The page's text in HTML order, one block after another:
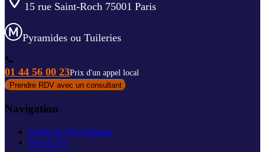
15 rue Saint-Roch 75001 Paris
Pyramides ou Tuileries
📞
01 44 56 00 23Prix d'un appel local
Prendre RDV avec un consultant
Navigation
Guide de l'investisseur
Nos SCPI